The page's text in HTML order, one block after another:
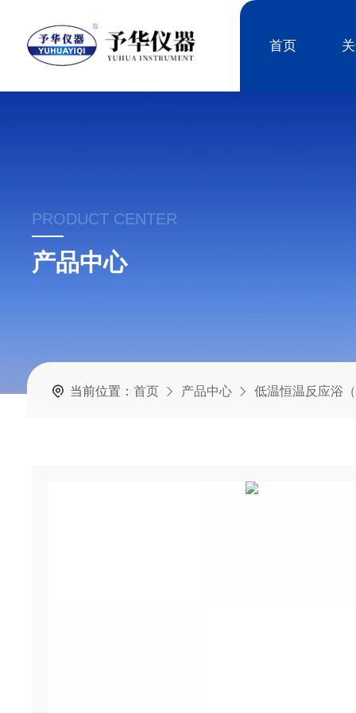
首页
PRODUCT CENTER
产品中心
当前位置： 首页 产品中心 低温恒温反应浴